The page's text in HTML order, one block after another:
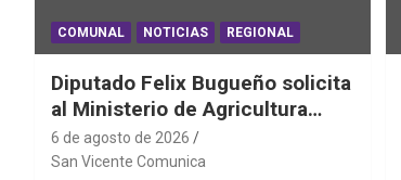
COMUNAL NOTICIAS REGIONAL
Diputado Felix Bugueño solicita
al Ministerio de Agricultura
informe por daños de las lluvias
en la Región de O´Higgins
6 de agosto de 2026
San Vicente Comunica